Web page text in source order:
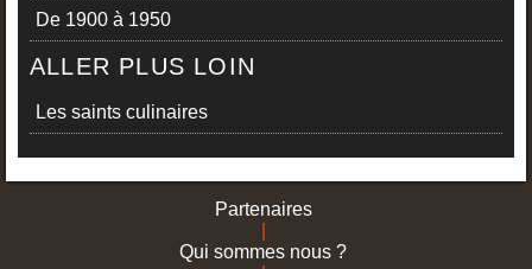
De 1900 à 1950
ALLER PLUS LOIN
Les saints culinaires
Partenaires
Qui sommes nous ?